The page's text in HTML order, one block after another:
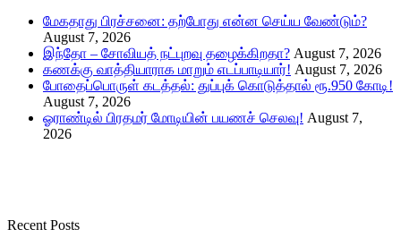
மேகதாது பிரச்சனை: தற்போது என்ன செய்ய வேண்டும்?
August 7, 2026
இந்தோ – சோவியத் நட்புறவு தழைக்கிறதா? August 7, 2026
கணக்கு வாத்தியாராக மாறும் எடப்பாடியார்! August 7, 2026
போதைப்பொருள் கடத்தல்: துப்புக் கொடுத்தால் ரூ.950 கோடி!
August 7, 2026
ஓராண்டில் பிரதமர் மோடியின் பயணச் செலவு! August 7,
2026
Recent Posts